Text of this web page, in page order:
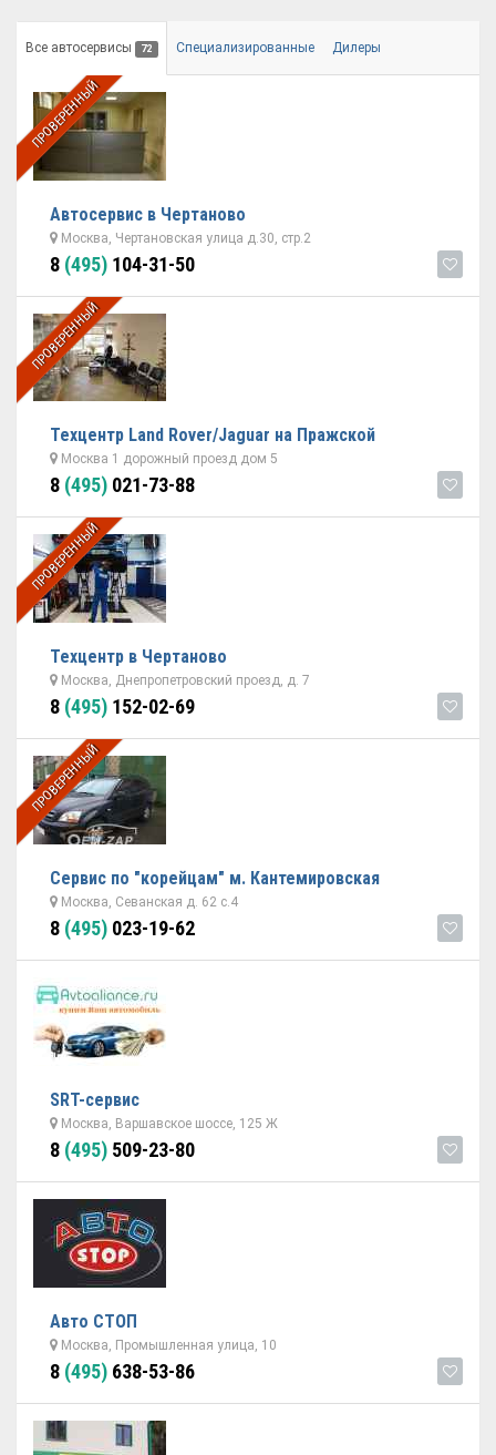
Все автосервисы 72 Специализированные Дилеры
ПРОВЕРЕННЫЙ
Автосервис в Чертаново
Москва, Чертановская улица д.30, стр.2
8 (495) 104-31-50
ПРОВЕРЕННЫЙ
Техцентр Land Rover/Jaguar на Пражской
Москва 1 дорожный проезд дом 5
8 (495) 021-73-88
ПРОВЕРЕННЫЙ
Техцентр в Чертаново
Москва, Днепропетровский проезд, д. 7
8 (495) 152-02-69
ПРОВЕРЕННЫЙ
Сервис по "корейцам" м. Кантемировская
Москва, Севанская д. 62 с.4
8 (495) 023-19-62
SRT-cервис
Москва, Варшавское шоссе, 125 Ж
8 (495) 509-23-80
Авто СТОП
Москва, Промышленная улица, 10
8 (495) 638-53-86